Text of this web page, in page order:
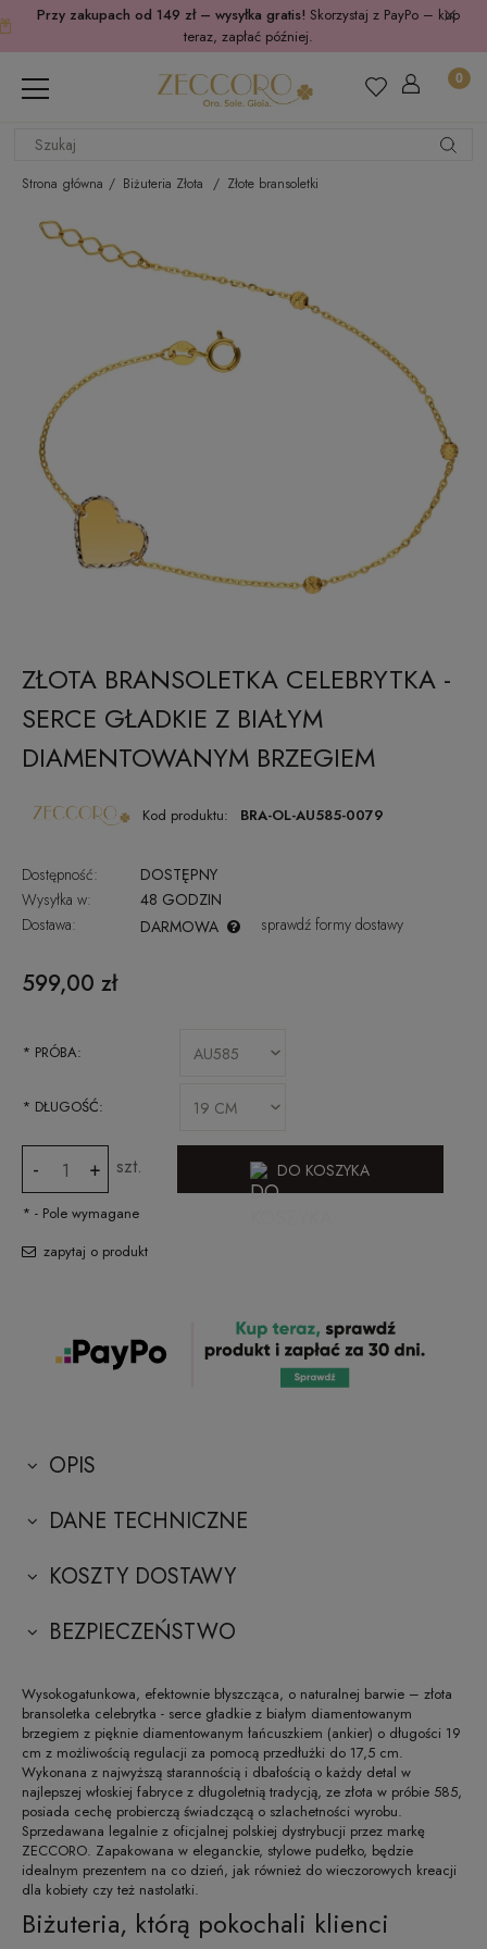
Przy zakupach od 149 zł – wysyłka gratis! Skorzystaj z PayPo – kup
teraz, zapłać później.
Strona główna Biżuteria Złota Złote bransoletki
ZŁOTA BRANSOLETKA CELEBRYTKA -
SERCE GŁADKIE Z BIAŁYM
DIAMENTOWANYM BRZEGIEM
Kod produktu: BRA-OL-AU585-0079
Dostępność:
DOSTĘPNY
Wysyłka w:
48 GODZIN
Dostawa:
DARMOWA sprawdź formy dostawy
599,00 zł
* PRÓBA:
* DŁUGOŚĆ:
- + szt. DO KOSZYKA
* - Pole wymagane
zapytaj o produkt
OPIS
DANE TECHNICZNE
KOSZTY DOSTAWY
BEZPIECZEŃSTWO
Wysokogatunkowa, efektownie błyszcząca, o naturalnej barwie – złota
bransoletka celebrytka - serce gładkie z białym diamentowanym
brzegiem z pięknie diamentowanym łańcuszkiem (ankier) o długości 19
cm z możliwością regulacji za pomocą przedłużki do 17,5 cm.
Wykonana z najwyższą starannością i dbałością o każdy detal w
najlepszej włoskiej fabryce z długoletnią tradycją, ze złota w próbie 585,
posiada cechę probierczą świadczącą o szlachetności wyrobu.
Sprzedawana legalnie z oficjalnej polskiej dystrybucji przez markę
ZECCORO. Zapakowana w eleganckie, stylowe pudełko, będzie
idealnym prezentem na co dzień, jak również do wieczorowych kreacji
dla kobiety czy też nastolatki.
Biżuteria, którą pokochali klienci